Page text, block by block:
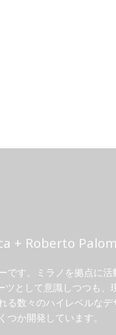
+ Roberto
す。ミラノを拠点に活
ツとして意識しつつも
数々のハイレベルな
か開発しています。